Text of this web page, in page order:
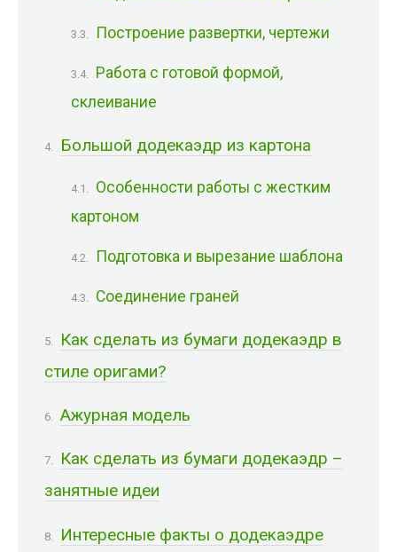
Построение развертки, чертежи
Работа с готовой формой,
склеивание
Большой додекаэдр из картона
Особенности работы с жестким
картоном
Подготовка и вырезание шаблона
Соединение граней
Как сделать из бумаги додекаэдр в
стиле оригами?
Ажурная модель
Как сделать из бумаги додекаэдр –
занятные идеи
Интересные факты о додекаэдре